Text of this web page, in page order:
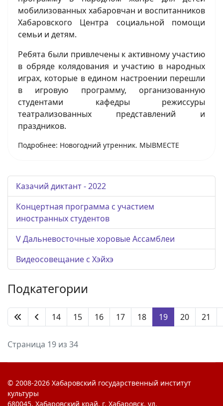
мобилизованных хабаровчан и воспитанников
Хабаровского Центра социальной помощи
семьи и детям.
Ребята были привлечены к активному участию
в обряде колядования и участию в народных
играх, которые в едином настроении перешли
в игровую программу, организованную
студентами кафедры режиссуры
театрализованных представлений и
праздников.
Подробнее: Новогодний утренник. МЫВМЕСТЕ
Казачий диктант - 2022
Концертная программа с участием
иностранных студентов
V Дальневосточные хоровые Ассамблеи
Видеосовещание с Хэйхэ
Подкатегории
14 15 16 17 18 19 20 21
Страница 19 из 34
© 2008-2026 Хабаровский государственный институт
культуры
680045, Хабаровский край, г. Хабаровск, ул.